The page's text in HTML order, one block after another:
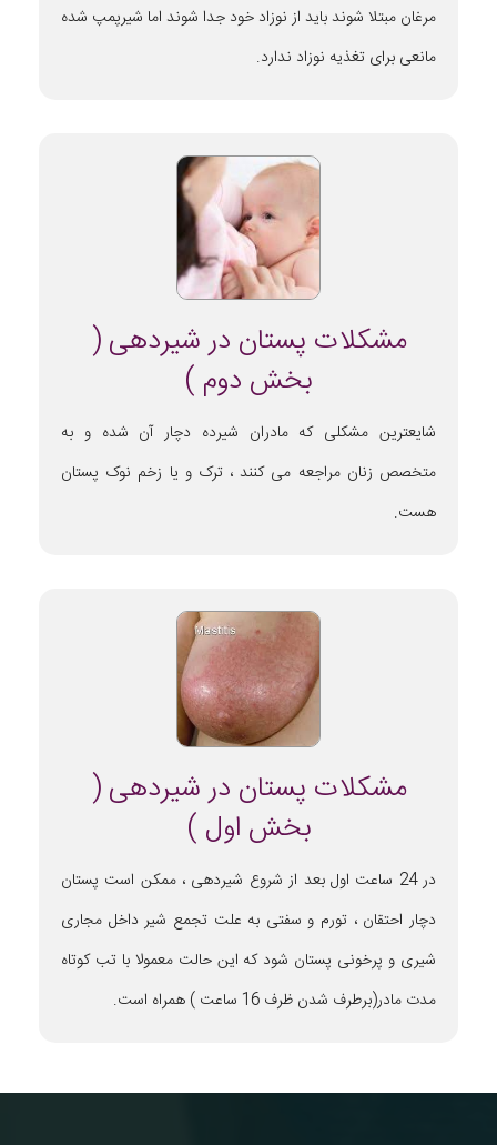
مرغان مبتلا شوند باید از نوزاد خود جدا شوند اما شیرپمپ شده
مانعی برای تغذیه نوزاد ندارد.
مشکلات پستان در شیردهی (
بخش دوم )
شایعترین مشکلی که مادران شیرده دچار آن شده و به
متخصص زنان مراجعه می کنند ، ترک و یا زخم نوک پستان
هست.
مشکلات پستان در شیردهی (
بخش اول )
در 24 ساعت اول بعد از شروع شیردهی ، ممکن است پستان
دچار احتقان ، تورم و سفتی به علت تجمع شیر داخل مجاری
شیری و پرخونی پستان شود که این حالت معمولا با تب کوتاه
مدت مادر(برطرف شدن ظرف 16 ساعت ) همراه است.